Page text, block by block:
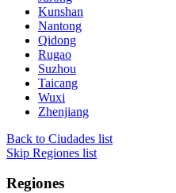
Kunshan
Nantong
Qidong
Rugao
Suzhou
Taicang
Wuxi
Zhenjiang
Back to Ciudades list
Skip Regiones list
Regiones